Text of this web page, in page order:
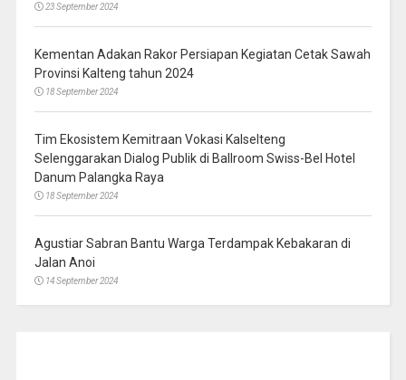
23 September 2024
Kementan Adakan Rakor Persiapan Kegiatan Cetak Sawah
Provinsi Kalteng tahun 2024
18 September 2024
Tim Ekosistem Kemitraan Vokasi Kalselteng
Selenggarakan Dialog Publik di Ballroom Swiss-Bel Hotel
Danum Palangka Raya
18 September 2024
Agustiar Sabran Bantu Warga Terdampak Kebakaran di
Jalan Anoi
14 September 2024